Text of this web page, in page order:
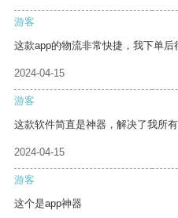
游客
这款app的物流非常快捷，我下单后
2024-04-15
游客
这款软件简直是神器，解决了我所有
2024-04-15
游客
这个是app神器